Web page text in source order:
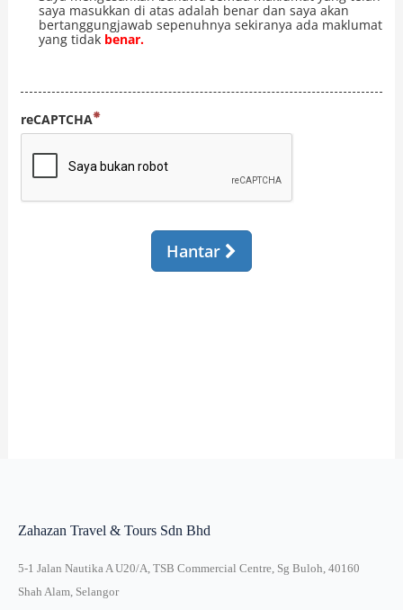
Zahazan Travel & Tours Sdn Bhd
5-1 Jalan Nautika A U20/A, TSB Commercial Centre, Sg Buloh, 40160
Shah Alam, Selangor